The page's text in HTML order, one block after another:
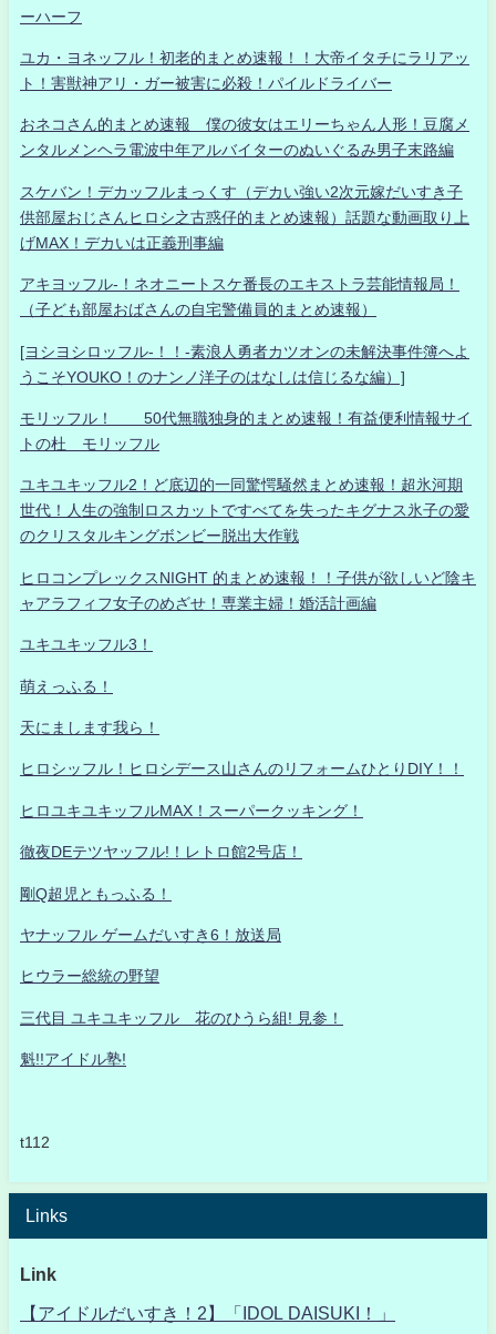
ーハーフ
ユカ・ヨネッフル！初老的まとめ速報！！大帝イタチにラリアッ
ト！害獣神アリ・ガー被害に必殺！パイルドライバー
おネコさん的まとめ速報 僕の彼女はエリーちゃん人形！豆腐メ
ンタルメンヘラ電波中年アルバイターのぬいぐるみ男子末路編
スケバン！デカッフルまっくす（デカい強い2次元嫁だいすき子
供部屋おじさんヒロシ之古惑仔的まとめ速報）話題な動画取り上
げMAX！デカいは正義刑事編
アキヨッフル-！ネオニートスケ番長のエキストラ芸能情報局！
（子ども部屋おばさんの自宅警備員的まとめ速報）
[ヨシヨシロッフル-！！-素浪人勇者カツオンの未解決事件簿へよ
うこそYOUKO！のナンノ洋子のはなしは信じるな編）]
モリッフル！ 50代無職独身的まとめ速報！有益便利情報サイ
トの杜 モリッフル
ユキユキッフル2！ど底辺的一同驚愕騒然まとめ速報！超氷河期
世代！人生の強制ロスカットですべてを失ったキグナス氷子の愛
のクリスタルキングボンビー脱出大作戦
ヒロコンプレックスNIGHT 的まとめ速報！！子供が欲しいど陰キ
ャアラフィフ女子のめざせ！専業主婦！婚活計画編
ユキユキッフル3！
萌えっふる！
天にまします我ら！
ヒロシッフル！ヒロシデース山さんのリフォームひとりDIY！！
ヒロユキユキッフルMAX！スーパークッキング！
徹夜DEテツヤッフル!！レトロ館2号店！
剛Q超児ともっふる！
ヤナッフル ゲームだいすき6！放送局
ヒウラー総統の野望
三代目 ユキユキッフル 花のひうら組! 見参！
魁!!アイドル塾!
t112
Links
Link
【アイドルだいすき！2】「IDOL DAISUKI！」